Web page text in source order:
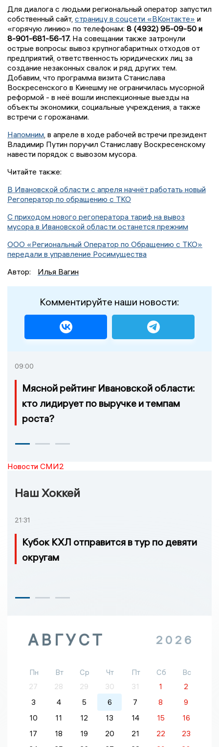
Для диалога с людьми региональный оператор запустил
собственный сайт, страницу в соцсети «ВКонтакте» и
«горячую линию» по телефонам: 8 (4932) 95-09-50 и
8-901-681-56-17. На совещании также затронули
острые вопросы: вывоз крупногабаритных отходов от
предприятий, ответственность юридических лиц за
создание незаконных свалок и ряд других тем.
Добавим, что программа визита Станислава
Воскресенского в Кинешму не ограничилась мусорной
реформой - в неё вошли инспекционные выезды на
объекты экономики, социальные учреждения, а также
встречи с горожанами.
Напомним, в апреле в ходе рабочей встречи президент
Владимир Путин поручил Станиславу Воскресенскому
навести порядок с вывозом мусора.
Читайте также:
В Ивановской области с апреля начнёт работать новый
Регоператор по обращению с ТКО
С приходом нового регоператора тариф на вывоз
мусора в Ивановской области останется прежним
ООО «Региональный Оператор по Обращению с ТКО»
передали в управление Росимущества
Автор:
Илья Вагин
Комментируйте наши новости:
09:00
Мясной рейтинг Ивановской области:
кто лидирует по выручке и темпам
роста?
Новости СМИ2
Наш Хоккей
21:31
Кубок КХЛ отправится в тур по девяти
округам
АВГУСТ 2026
Пн Вт Ср Чт Пт Сб
Вс
27
28 29 30 31 1
2
3
4 5 6 7 8
9
10
11 12 13 14 15
16
17
18 19 20 21 22
23